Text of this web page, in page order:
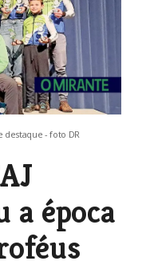
destaque - foto DR
a época